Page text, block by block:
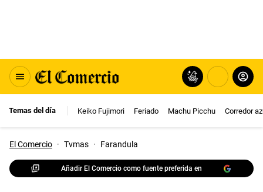
Temas del día Keiko Fujimori Feriado Machu Picchu Corredor
El Comercio · Tvmas · Farandula
Añadir El Comercio como fuente preferida en